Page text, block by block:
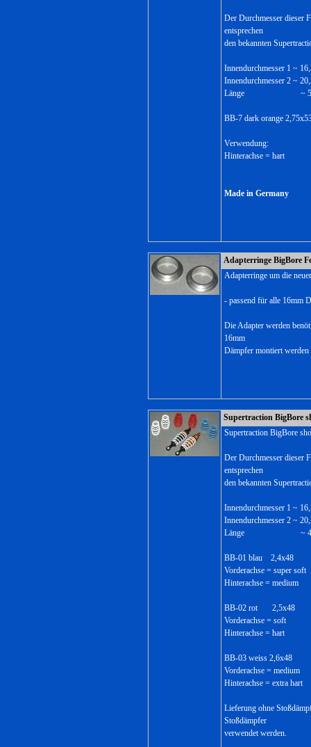
Der Durchmesser dieser
entsprechen
den bekannten
Innendurchmesser 1 ~
Innendurchmesser 2 ~
Länge ~
BB-7 dark orange
Verwendung:
Hinterachse = hart
Made in Germany
Adapterringe BigBore
Adapterringe um die
- passend für alle 16mm
Die Adapter werden
16mm
Dämpfer montiert
Supertraction BigBore
Supertraction BigBore
Der Durchmesser dieser
entsprechen
den bekannten
Innendurchmesser 1 ~
Innendurchmesser 2 ~
Länge ~
BB-01 blau 2,4x48
Vorderachse = super soft
Hinterachse = medium
BB-02 rot 2,5x48
Vorderachse = soft
Hinterachse = hart
BB-03 weiss 2,6x48
Vorderachse = medium
Hinterachse = extra hart
Lieferung ohne
Stoßdämpfer
verwendet werden.